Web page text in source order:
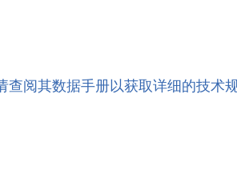
阅其数据手册以获取详细的技术